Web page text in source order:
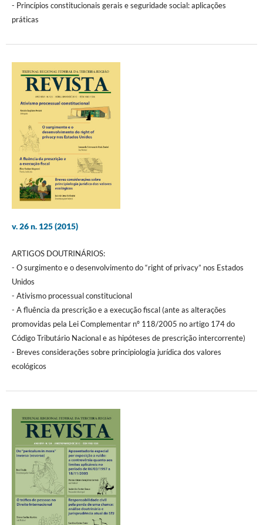
- Princípios constitucionais gerais e seguridade social: aplicações
práticas
v. 26 n. 125 (2015)
ARTIGOS DOUTRINÁRIOS:
- O surgimento e o desenvolvimento do “right of privacy” nos Estados
Unidos
- Ativismo processual constitucional
- A fluência da prescrição e a execução fiscal (ante as alterações
promovidas pela Lei Complementar nº 118/2005 no artigo 174 do
Código Tributário Nacional e as hipóteses de prescrição intercorrente)
- Breves considerações sobre principiologia jurídica dos valores
ecológicos